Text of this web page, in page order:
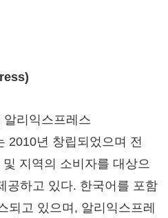
리익스프레스
2010년 창립되었으며 전
지역의 소비자를 대상으
공하고 있다. 한국어를 포함
되고 있으며, 알리익스프레